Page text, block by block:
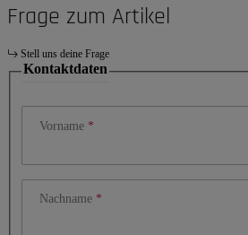
Frage zum Artikel
Stell uns deine Frage
Kontaktdaten
Vorname
Nachname